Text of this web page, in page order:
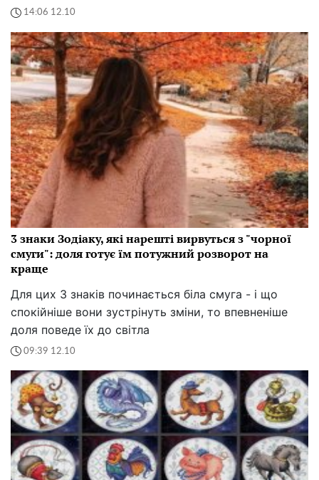
14:06 12.10
3 знаки Зодіаку, які нарешті вирвуться з "чорної
смуги": доля готує їм потужний розворот на
краще
Для цих 3 знаків починається біла смуга - і що
спокійніше вони зустрінуть зміни, то впевненіше
доля поведе їх до світла
09:39 12.10